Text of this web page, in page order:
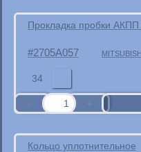
Прокладка пробки
2705A057
34
Кольцо уплотнительное